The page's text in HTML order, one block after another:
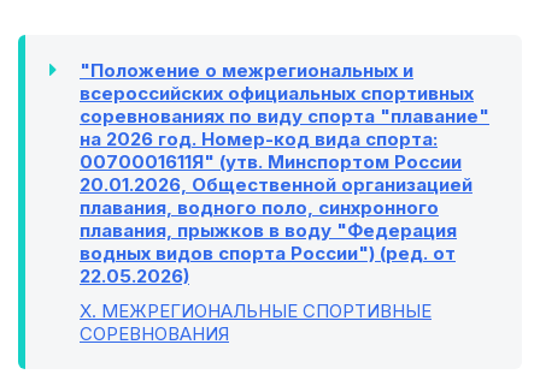
"Положение о межрегиональных и
всероссийских официальных спортивных
соревнованиях по виду спорта "плавание"
на 2026 год. Номер-код вида спорта:
0070001611Я" (утв. Минспортом России
20.01.2026, Общественной организацией
плавания, водного поло, синхронного
плавания, прыжков в воду "Федерация
водных видов спорта России") (ред. от
22.05.2026)
X. МЕЖРЕГИОНАЛЬНЫЕ СПОРТИВНЫЕ
СОРЕВНОВАНИЯ